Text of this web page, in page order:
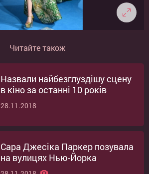
Читайте також
Назвали найбезглуздішу сцену
в кіно за останні 10 років
28.11.2018
Сара Джесіка Паркер позувала
на вулицях Нью-Йорка